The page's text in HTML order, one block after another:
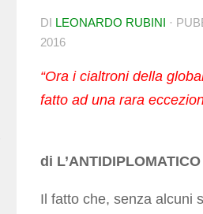
DI LEONARDO RUBINI ·
2016
“Ora i cialtroni della
fatto ad una rara
di
Il fatto che, senza alcuni